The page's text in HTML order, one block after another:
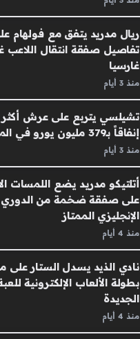
ريال مدريد يتفق مع فولهام
تفاصيل صفقة انتقال اللاعب
غارسيا
منذ 3 أيام
تشيلسي يتربع على عرش أكثر
إنفاقاً بـ379 مليون يورو في الميركاتو
منذ 3 أيام
أتلتيكو مدريد يضع اللمسات
على صفقة ضخمة من الدوري
الإنجليزي الممتاز
منذ 4 أيام
نادي الذيد يسدل الستار على
بطولة الألعاب الإلكترونية
الجديدة
منذ 4 أيام